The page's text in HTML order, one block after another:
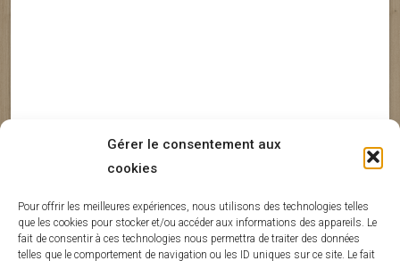
Gérer le consentement aux
cookies
Pour offrir les meilleures expériences, nous utilisons des technologies telles
que les cookies pour stocker et/ou accéder aux informations des appareils. Le
fait de consentir à ces technologies nous permettra de traiter des données
telles que le comportement de navigation ou les ID uniques sur ce site. Le fait
Équilibre Omega 6 Omega 3
Inflammation Chronique Inflammation De Bas Grade
Fibromyalgie : des actifs naturels